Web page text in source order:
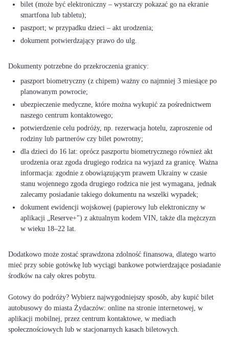
bilet (może być elektroniczny – wystarczy pokazać go na ekranie
smartfona lub tabletu);
paszport; w przypadku dzieci – akt urodzenia;
dokument potwierdzający prawo do ulg.
paszport biometryczny (z chipem) ważny co najmniej 3 miesiące po
planowanym powrocie;
ubezpieczenie medyczne, które można wykupić za pośrednictwem
naszego centrum kontaktowego;
potwierdzenie celu podróży, np. rezerwacja hotelu, zaproszenie od
rodziny lub partnerów czy bilet powrotny;
dla dzieci do 16 lat: oprócz paszportu biometrycznego również akt
urodzenia oraz zgoda drugiego rodzica na wyjazd za granicę. Ważna
informacja: zgodnie z obowiązującym prawem Ukrainy w czasie
stanu wojennego zgoda drugiego rodzica nie jest wymagana, jednak
zalecamy posiadanie takiego dokumentu na wszelki wypadek;
dokument ewidencji wojskowej (papierowy lub elektroniczny w
aplikacji „Reserve+") z aktualnym kodem VIN, także dla mężczyzn
w wieku 18–22 lat.
Dodatkowo może zostać sprawdzona zdolność finansowa, dlatego warto
mieć przy sobie gotówkę lub wyciągi bankowe potwierdzające posiadanie
środków na cały okres pobytu.
Gotowy do podróży? Wybierz najwygodniejszy sposób, aby kupić bilet
autobusowy do miasta Żydaczów: online na stronie internetowej, w
aplikacji mobilnej, przez centrum kontaktowe, w mediach
społecznościowych lub w stacjonarnych kasach biletowych.